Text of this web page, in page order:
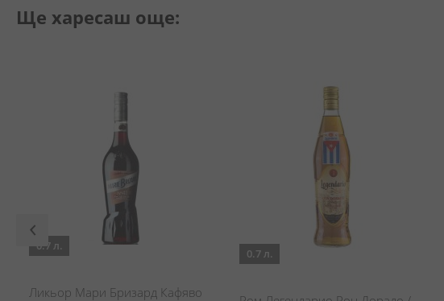
Ще харесаш още:
0.7 л.
Ликьор Мари Бризард Кафяво
0.7 л.